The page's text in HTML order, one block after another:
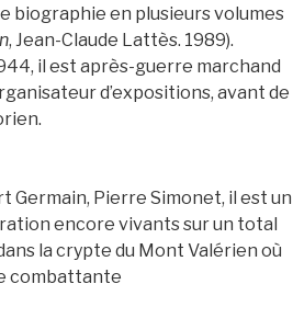
biographie en plusieurs volumes
, Jean-Claude Lattès. 1989).
il est après-guerre marchand
d’expositions, avant de
Germain, Pierre Simonet, il est un
encore vivants sur un total
la crypte du Mont Valérien où
combattante